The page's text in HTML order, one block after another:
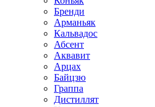
Бренди
Арманьяк
Кальвадос
Абсент
Аквавит
Арцах
Байцзю
Граппа
Дистиллят